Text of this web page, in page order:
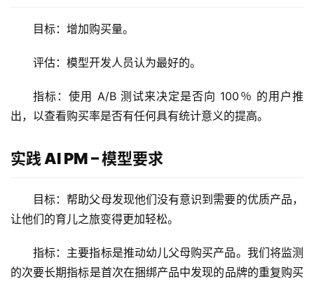
目标：增加购买量。
评估：模型开发人员认为最好的。
指标：使用 A/B 测试来决定是否向 100％ 的用户推
出，以查看购买率是否有任何具有统计意义的提高。
实践 AI PM – 模型要求
目标：帮助父母发现他们没有意识到需要的优质产品，
让他们的育儿之旅变得更加轻松。
指标：主要指标是推动幼儿父母购买产品。我们将监测
的次要长期指标是首次在捆绑产品中发现的品牌的重复购买